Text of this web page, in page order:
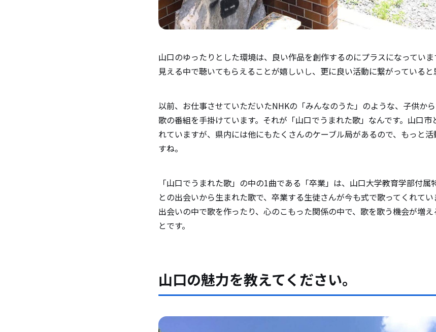
山口のゆったりとした環境は、良い作品を創作するのにプラスになってい
見える中で聴いてもらえることが嬉しいし、更に良い活動に繋がっていると
以前、お仕事させていただいたNHKの「みんなのうた」のような、子供か
歌の番組を手掛けています。それが「山口でうまれた歌」なんです。山口市
れていますが、県内には他にもたくさんのケーブル局があるので、もっと
すね。
「山口でうまれた歌」の中の1曲である「卒業」は、山口大学教育学部付属
との出会いから生まれた歌で、卒業する生徒さんが今も式で歌ってくれて
出会いの中で歌を作ったり、心のこもった関係の中で、歌を歌う機会が増
とです。
山口の魅力を教えてください。